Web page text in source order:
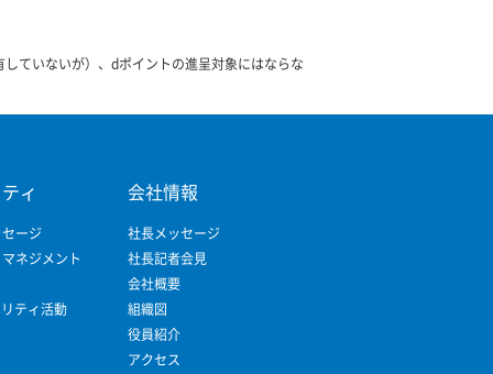
ていないが）、dポイントの進呈対象にはならな
ィ
ージ
ネジメント
ティ活動
会社情報
社長メッセージ
社長記者会見
会社概要
組織図
役員紹介
アクセス